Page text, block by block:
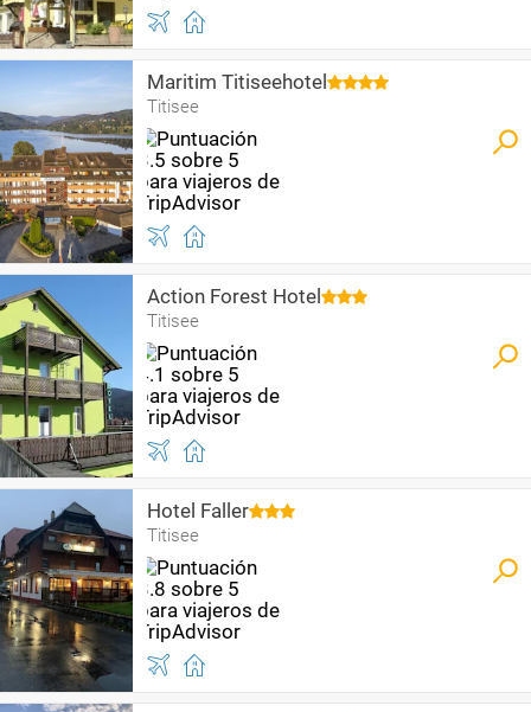
Maritim Titiseehotel
Titisee
Action Forest Hotel
Titisee
Hotel Faller
Titisee